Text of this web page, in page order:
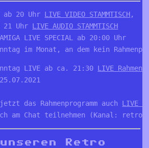
ab 20 Uhr LIVE VIDEO STAMMTISCH,
Uhr LIVE AUDIO STAMMTISCH
LIVE SPECIAL ab 20:00 Uhr
im Monat, an dem kein
LIVE ab ca. 21:30 LIVE
das Rahmenprogramm auch LIVE
am Chat teilnehmen (Kanal:
unseren Retro